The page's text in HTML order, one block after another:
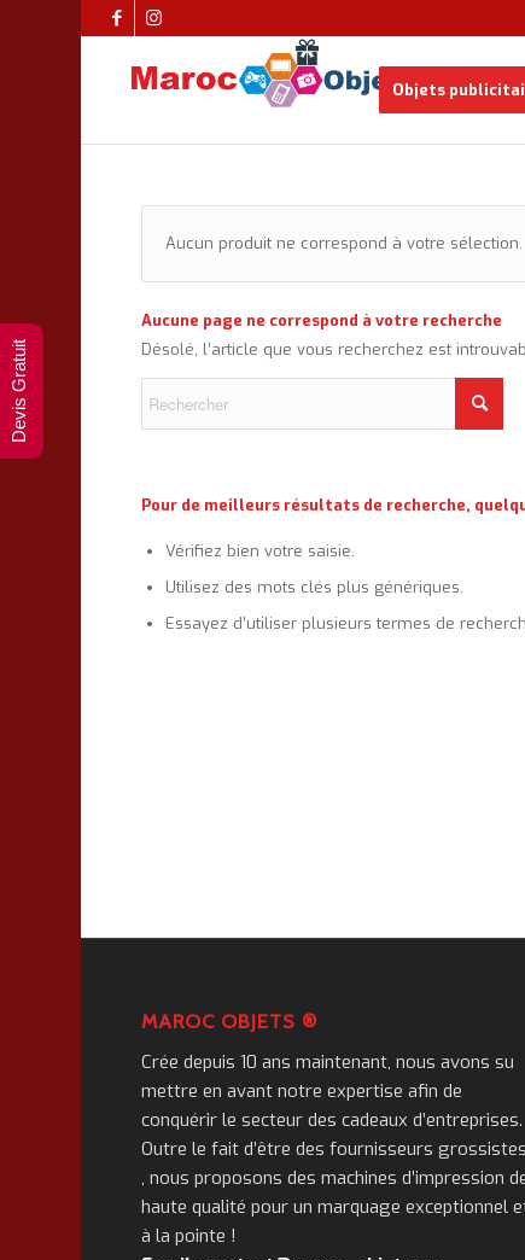
Objets
Aucun produit ne correspond à votre sélection.
Aucune page ne correspond à votre recherche
Désolé, l’article que vous recherchez est
Pour de meilleurs résultats de recherche,
Vérifiez bien votre saisie.
Utilisez des mots clés plus génériques.
Essayez d’utiliser plusieurs termes de
MAROC OBJETS ®
Crée depuis 10 ans maintenant, nous avons su
mettre en avant notre expertise afin de
conquérir le secteur des cadeaux d’entreprises.
Outre le fait d’être des fournisseurs grossistes
, nous proposons des machines d’impression
haute qualité pour un marquage exceptionnel
à la pointe !
Devis Gratuit